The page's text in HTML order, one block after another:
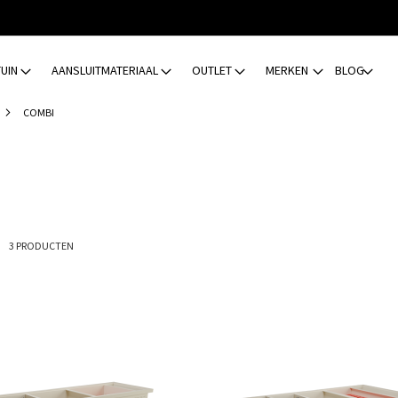
AANSLUITMATERIAAL OUTLET MERKEN BLOG
COMBI
3 PRODUCTEN